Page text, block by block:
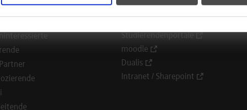
für Portale
Studierendenportale
moodle
Dualis
Intranet / Sharepoint